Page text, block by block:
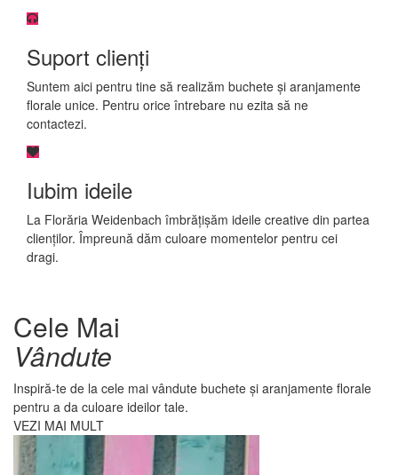
Suport clienți
Suntem aici pentru tine să realizăm buchete și aranjamente
florale unice. Pentru orice întrebare nu ezita să ne
contactezi.
Iubim ideile
La Florăria Weidenbach îmbrățișăm ideile creative din partea
clienților. Împreună dăm culoare momentelor pentru cei
dragi.
Cele Mai
Vândute
Inspiră-te de la cele mai vândute buchete și aranjamente florale
pentru a da culoare ideilor tale.
VEZI MAI MULT